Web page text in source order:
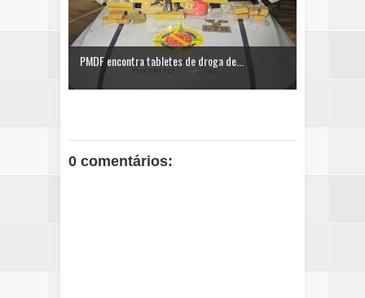
PMDF encontra tabletes de droga de...
0 comentários: